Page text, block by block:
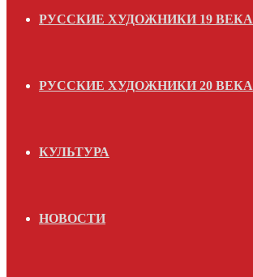
РУССКИЕ ХУДОЖНИКИ 19 ВЕКА
РУССКИЕ ХУДОЖНИКИ 20 ВЕКА
КУЛЬТУРА
НОВОСТИ